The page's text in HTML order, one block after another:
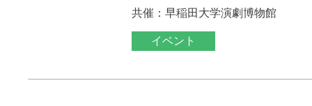
共催：早稲田大学演劇博物館
イベント